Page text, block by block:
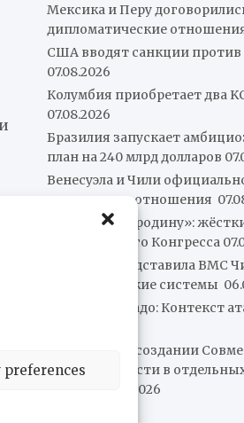
preferences
Мексика и Перу
дипломатические
США вводят санкции
07.08.2026
Колумбия приобретает два
07.08.2026
Бразилия запускает
план на 240 млрд долларов
Венесуэла и Чили
консульские отношения
«Не отдадим родину»:
аргентинского Конгресса
Leonardo представила ВМС
артиллерийские системы
Рафаэль Мачадо: Контекст
Объявлено о создании
по безопасности в
06.08.2026